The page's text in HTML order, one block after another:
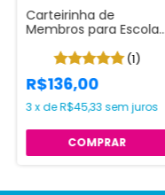
Carteirinha de
Membros para Escolas
Impressão Frente e
(1)
R$136,00
3xdeR$45,33 sem juros
COMPRAR